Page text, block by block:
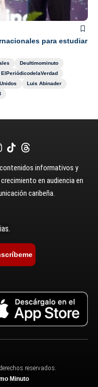
para estudiar
Deultimominuto
ElPeriódicodelaVerdad
Luis Abinader
informativos y
en audiencia en
caribeña.
reservados.
Minuto